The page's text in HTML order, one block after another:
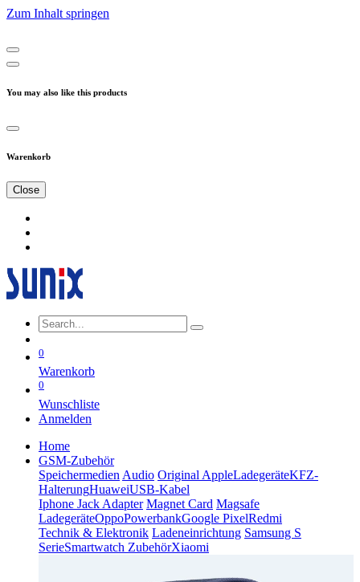
Zum Inhalt springen
You may also like this products
Warenkorb
Close
0
Warenkorb
0
Wunschliste
Anmelden
Home
GSM-Zubehör
Speichermedien Audio Original AppleLadegeräteKFZ-
HalterungHuaweiUSB-Kabel
Iphone Jack Adapter Magnet Card Magsafe
LadegeräteOppoPowerbankGoogle PixelRedmi
Technik & Elektronik Ladeneinrichtung Samsung S
SerieSmartwatch ZubehörXiaomi